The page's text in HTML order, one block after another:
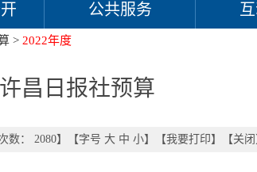
公共服务
> 2022年度
昌日报社预算
数： 2080】【字号 大 中 小】【我要打印】【关闭